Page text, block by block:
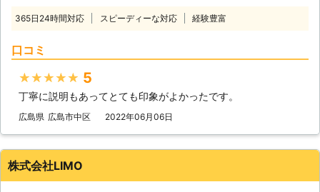
きは、「株式会社クイックキャット」
てしまったからです。車のエンジンは
バッテリー内の電気を利用して動きだ
365日24時間対応 スピーディーな対応 経験豊富
口コミ
★★★★★ 5
丁寧に説明もあってとても印象がよかったです。
広島県 広島市中区 2022年06月06日
株式会社LIMO